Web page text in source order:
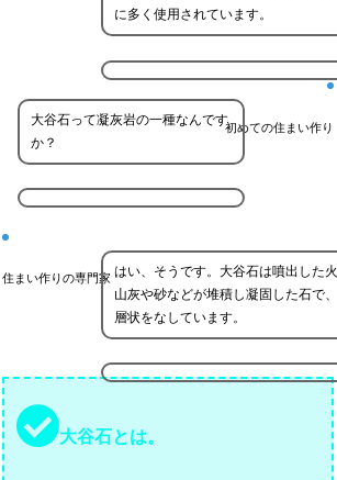
に多く使用されています。
初めての住まい作り
大谷石って凝灰岩の一種なんです
か？
住まい作りの専門家 はい、そうです。大谷石は噴出した火
山灰や砂などが堆積し凝固した石で、
層状をなしています。
大谷石とは。